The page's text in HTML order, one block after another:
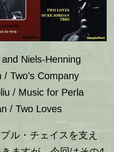
Niels-Henning
Two’s Company
/ Music for Perla
/ Two Loves
ル・チェイスを支え